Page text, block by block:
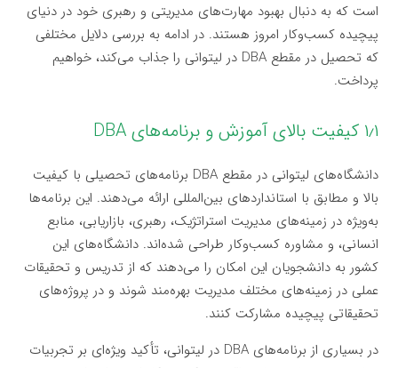
است که به دنبال بهبود مهارت‌های مدیریتی و رهبری خود در دنیای
پیچیده کسب‌وکار امروز هستند. در ادامه به بررسی دلایل مختلفی
که تحصیل در مقطع DBA در لیتوانی را جذاب می‌کند، خواهیم
پرداخت.
۱٫۱ کیفیت بالای آموزش و برنامه‌های DBA
دانشگاه‌های لیتوانی در مقطع DBA برنامه‌های تحصیلی با کیفیت
بالا و مطابق با استانداردهای بین‌المللی ارائه می‌دهند. این برنامه‌ها
به‌ویژه در زمینه‌های مدیریت استراتژیک، رهبری، بازاریابی، منابع
انسانی، و مشاوره کسب‌وکار طراحی شده‌اند. دانشگاه‌های این
کشور به دانشجویان این امکان را می‌دهند که از تدریس و تحقیقات
عملی در زمینه‌های مختلف مدیریت بهره‌مند شوند و در پروژه‌های
تحقیقاتی پیچیده مشارکت کنند.
در بسیاری از برنامه‌های DBA در لیتوانی، تأکید ویژه‌ای بر تجربیات